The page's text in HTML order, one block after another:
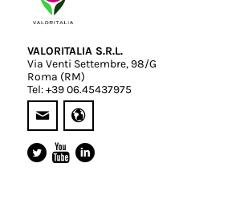
VALORITALIA S.R.L.
Via Venti Settembre, 98/G
Roma (RM)
Tel: +39 06.45437975